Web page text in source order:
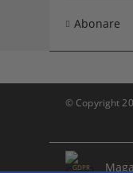
Abonare
© Copyright
GDPR